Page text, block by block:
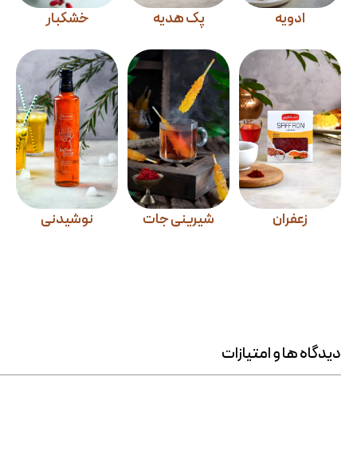
ادویه پک هدیه خشکبار
زعفران شیرینی جات نوشیدنی
دیدگاه ها و امتیازات